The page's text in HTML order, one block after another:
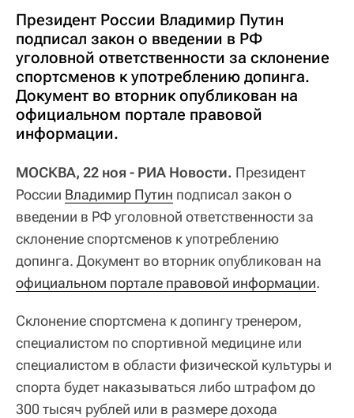
Президент России Владимир Путин
подписал закон о введении в РФ
уголовной ответственности за склонение
спортсменов к употреблению допинга.
Документ во вторник опубликован на
официальном портале правовой
информации.
МОСКВА, 22 ноя - РИА Новости. Президент
России Владимир Путин подписал закон о
введении в РФ уголовной ответственности за
склонение спортсменов к употреблению
допинга. Документ во вторник опубликован на
официальном портале правовой информации.
Склонение спортсмена к допингу тренером,
специалистом по спортивной медицине или
специалистом в области физической культуры и
спорта будет наказываться либо штрафом до
300 тысяч рублей или в размере дохода